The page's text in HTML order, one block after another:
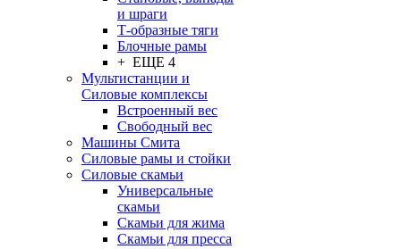
и шраги
Т-образные тяги
Блочные рамы
+ ЕЩЕ 4
Мультистанции и
Силовые комплексы
Встроенный вес
Свободный вес
Машины Смита
Силовые рамы и стойки
Силовые скамьи
Универсальные
скамьи
Скамьи для жима
Скамьи для пресса